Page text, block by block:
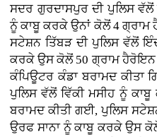
ਸਦਰ ਗੁਰਦਾਸਪੁਰ ਦੀ ਪੁਲਿਸ
ਨੂੰ ਕਾਬੂ ਕਰਕੇ ਉਨਾਂ ਕੋਲੋਂ 4 ਗ੍ਰਾਮ
ਸਟੇਸ਼ਨ ਤਿੱਬੜ ਦੀ ਪੁਲਿਸ ਵੱਲੋਂ
ਕਰਕੇ ਉਸ ਕੋਲੋਂ 50 ਗ੍ਰਾਮ
ਕੰਪਿਊਟਰ ਕੰਡਾ ਬਰਾਮਦ ਕੀਤਾ
ਪੁਲਿਸ ਵੱਲੋਂ ਵਿੱਕੀ ਮਸੀਹ ਨੂੰ
ਬਰਾਮਦ ਕੀਤੀ ਗਈ, ਪੁਲਿਸ
ਉਰਫ ਸਾਨਾ ਨੂੰ ਕਾਬੂ ਕਰਕੇ ਉਸ